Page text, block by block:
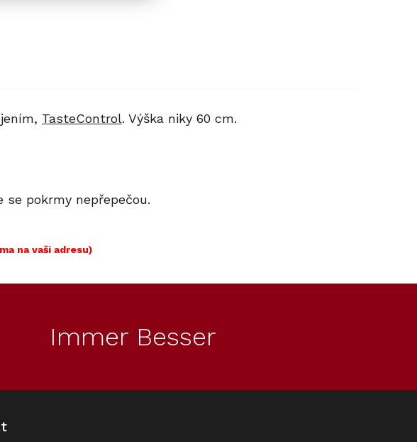
TasteControl. Výška niky 60 cm.
se pokrmy nepřepečou.
na vaši adresu)
Immer Besser